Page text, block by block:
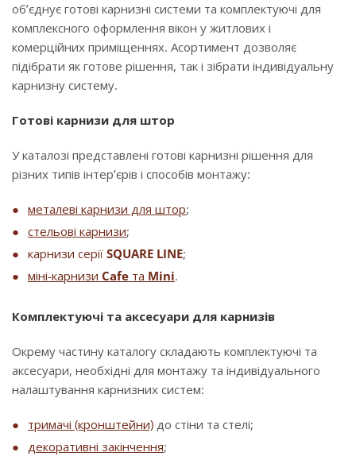
об’єднує готові карнизні системи та комплектуючі для
комплексного оформлення вікон у житлових і
комерційних приміщеннях. Асортимент дозволяє
підібрати як готове рішення, так і зібрати індивідуальну
карнизну систему.
Готові карнизи для штор
У каталозі представлені готові карнизні рішення для
різних типів інтер’єрів і способів монтажу:
металеві карнизи для штор;
стельові карнизи;
карнизи серії SQUARE LINE;
міні-карнизи Cafe та Mini.
Комплектуючі та аксесуари для карнизів
Окрему частину каталогу складають комплектуючі та
аксесуари, необхідні для монтажу та індивідуального
налаштування карнизних систем:
тримачі (кронштейни) до стіни та стелі;
декоративні закінчення;